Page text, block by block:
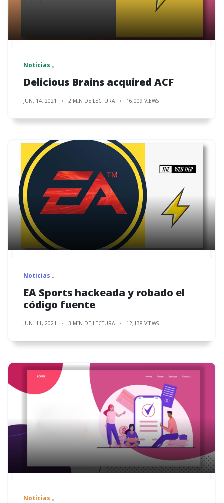
Noticias
Delicious Brains acquired ACF
JUN. 14, 2021 2 MIN DE LECTURA 16,009 VIEWS
Noticias
EA Sports hackeada y robado el
código fuente
JUN. 11, 2021 3 MIN DE LECTURA 12,138 VIEWS
Noticias